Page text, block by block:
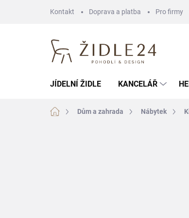
Kontakt Doprava a platba Pro firmy
JÍDELNÍ ŽIDLE KANCELÁŘ
Domů Dům a zahrada Nábytek